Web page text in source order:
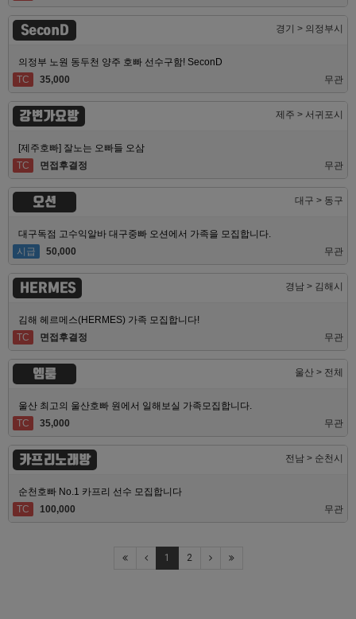
SeconD 경기 > 의정부시
의정부 노원 동두천 양주 호빠 선수구함! SeconD
TC
35,000 무관
강변가요방 제주 > 서귀포시
[제주호빠] 잘노는 오빠들 오삼
TC
면접후결정 무관
오션 대구 > 동구
대구독점 고수익알바 대구중빠 오션에서 가족을 모집합니다.
시급
50,000 무관
HERMES 경남 > 김해시
김해 헤르메스(HERMES) 가족 모집합니다!
TC
면접후결정 무관
엠룸 울산 > 전체
울산 최고의 울산호빠 원에서 일해보실 가족모집합니다.
TC
35,000 무관
카프리노래방 전남 > 순천시
순천호빠 No.1 카프리 선수 모집합니다
TC
100,000 무관
1 2